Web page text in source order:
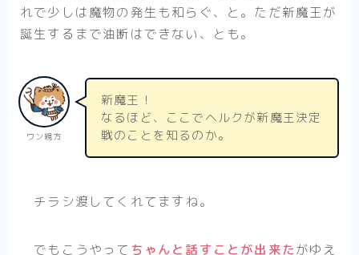
れで少しは魔物の発生も和らぐ、と。ただ新魔王が
誕生するまで油断はできない、とも。
ワン親方
新魔王！
なるほど、ここでヘルクが新魔王決定
戦のことを知るのか。
チラシ渡してくれてますね。
でもこうやって ちゃんと話すことが出来たがゆえ